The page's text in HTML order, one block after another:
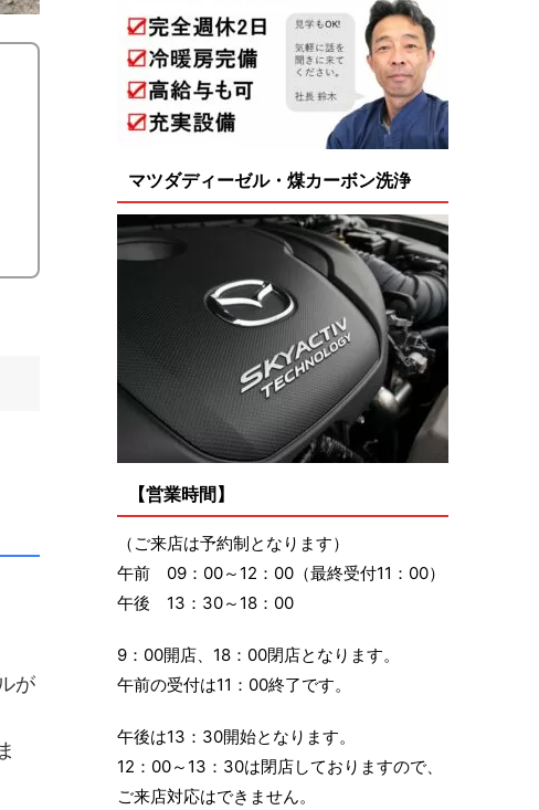
が
マツダディーゼル・煤カーボン洗浄
【営業時間】
（ご来店は予約制となります）
午前 09：00～12：00（最終受付11：00）
午後 13：30～18：00
9：00開店、18：00閉店となります。
午前の受付は11：00終了です。
午後は13：30開始となります。
12：00～13：30は閉店しておりますので、
ご来店対応はできません。